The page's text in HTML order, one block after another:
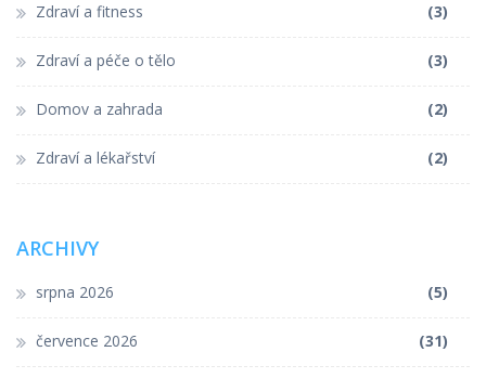
Zdraví a fitness (3)
Zdraví a péče o tělo (3)
Domov a zahrada (2)
Zdraví a lékařství (2)
ARCHIVY
srpna 2026 (5)
července 2026 (31)